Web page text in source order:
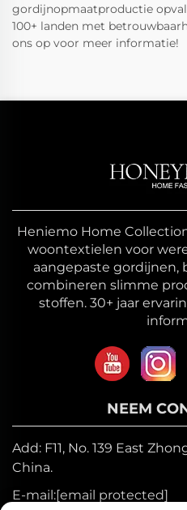
gordijnopmaatproductie
100+ landen met
ons op voor meer informatie!
Heniemo Home
woontextielen voor
aangepaste gordijnen,
combineren slimme
stoffen. 30+ jaar
NEEM
Add: F11, No. 139 East
China.
E-mail:[email protected]